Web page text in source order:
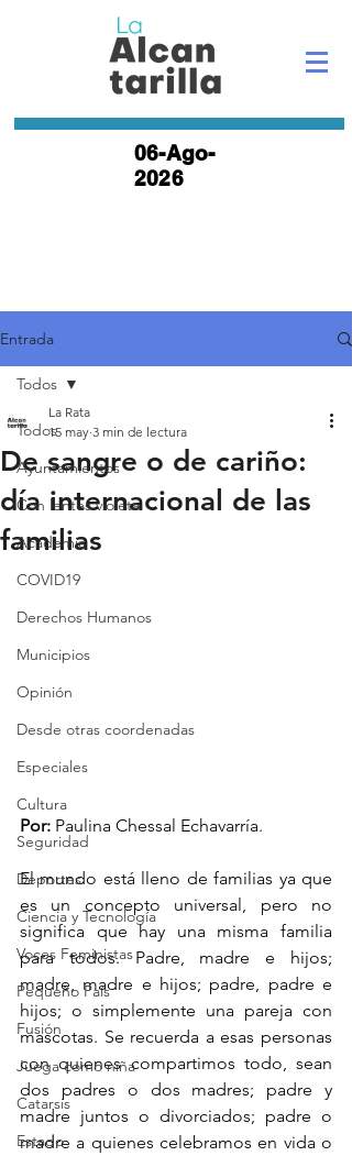
06-Ago-
2026
Entrada
Todos
Ayuntamientos
Con lentes violeta
Academia
COVID19
Derechos Humanos
Municipios
Opinión
Desde otras coordenadas
Especiales
Cultura
Seguridad
Deportes
Ciencia y Tecnología
Voces Feministas
Pequeño País
Fusión
Juega como niña
Catarsis
Estado
Todos
De sangre o de cariño:
día internacional de las
familias
La Rata
15 may 3 min de lectura
Por: Paulina Chessal Echavarría.
El mundo está lleno de familias ya que
es un concepto universal, pero no
significa que hay una misma familia
para todos. Padre, madre e hijos;
madre, madre e hijos; padre, padre e
hijos; o simplemente una pareja con
mascotas. Se recuerda a esas personas
con quienes compartimos todo, sean
dos padres o dos madres; padre y
madre juntos o divorciados; padre o
madre a quienes celebramos en vida o